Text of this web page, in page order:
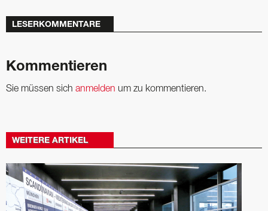
LESERKOMMENTARE
Kommentieren
Sie müssen sich anmelden um zu kommentieren.
WEITERE ARTIKEL